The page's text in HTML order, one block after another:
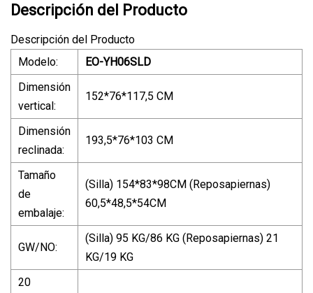
Descripción del Producto
Descripción del Producto
Modelo:
EO-YH06SLD
Dimensión
vertical:
152*76*117,5 CM
Dimensión
reclinada:
193,5*76*103 CM
Tamaño
de
embalaje:
(Silla) 154*83*98CM (Reposapiernas)
60,5*48,5*54CM
GW/NO:
(Silla) 95 KG/86 KG (Reposapiernas) 21
KG/19 KG
20